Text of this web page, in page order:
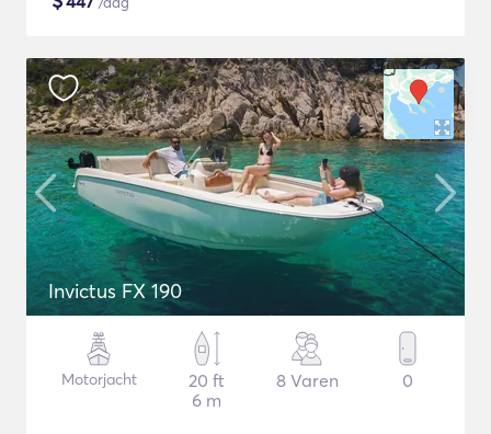
Invictus FX 190
Motorjacht
20 ft
6 m
8 Varen 0